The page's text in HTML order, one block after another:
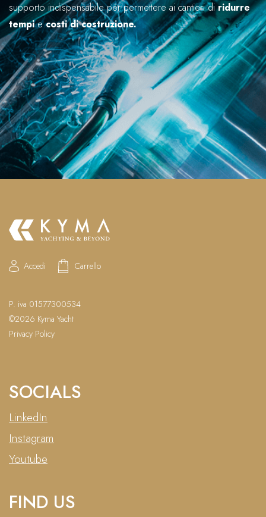
supporto indispensabile per permettere ai cantieri diridurre
tempiecosti di costruzione.
Accedi Carrello
P. iva 01577300534
©2026 Kyma Yacht
Privacy Policy
SOCIALS
LinkedIn
Instagram
Youtube
FIND US